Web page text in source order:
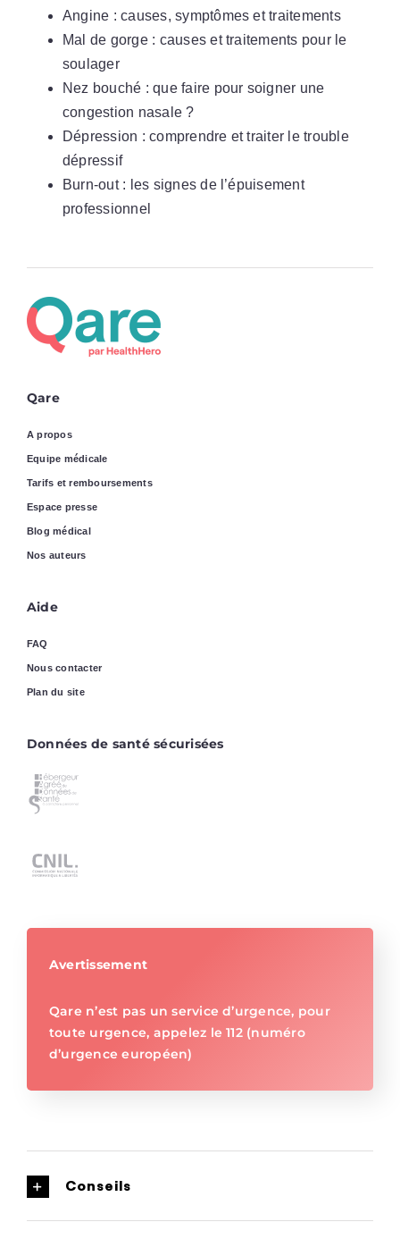
Angine : causes, symptômes et traitements
Mal de gorge : causes et traitements pour le
soulager
Nez bouché : que faire pour soigner une
congestion nasale ?
Dépression : comprendre et traiter le trouble
dépressif
Burn-out : les signes de l’épuisement
professionnel
Qare
A propos
Equipe médicale
Tarifs et remboursements
Espace presse
Blog médical
Nos auteurs
Aide
FAQ
Nous contacter
Plan du site
Données de santé sécurisées
Avertissement
Qare n’est pas un service d’urgence, pour
toute urgence, appelez le 112 (numéro
d’urgence européen)
Conseils